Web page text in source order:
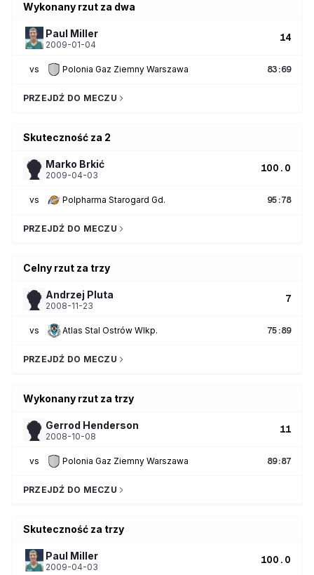
Wykonany rzut za dwa
Paul Miller
2009-01-04
14
vs Polonia Gaz Ziemny Warszawa 83:69
PRZEJDŹ DO MECZU
Skuteczność za 2
Marko Brkić
2009-04-03
100.0
vs Polpharma Starogard Gd. 95:78
PRZEJDŹ DO MECZU
Celny rzut za trzy
Andrzej Pluta
2008-11-23
7
vs Atlas Stal Ostrów Wlkp. 75:89
PRZEJDŹ DO MECZU
Wykonany rzut za trzy
Gerrod Henderson
2008-10-08
11
vs Polonia Gaz Ziemny Warszawa 89:87
PRZEJDŹ DO MECZU
Skuteczność za trzy
Paul Miller
2009-04-03
100.0